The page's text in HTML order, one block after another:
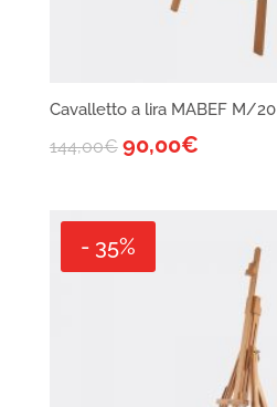
Cavalletto a lira MABEF M/20
144,00€ 90,00€
- 35%